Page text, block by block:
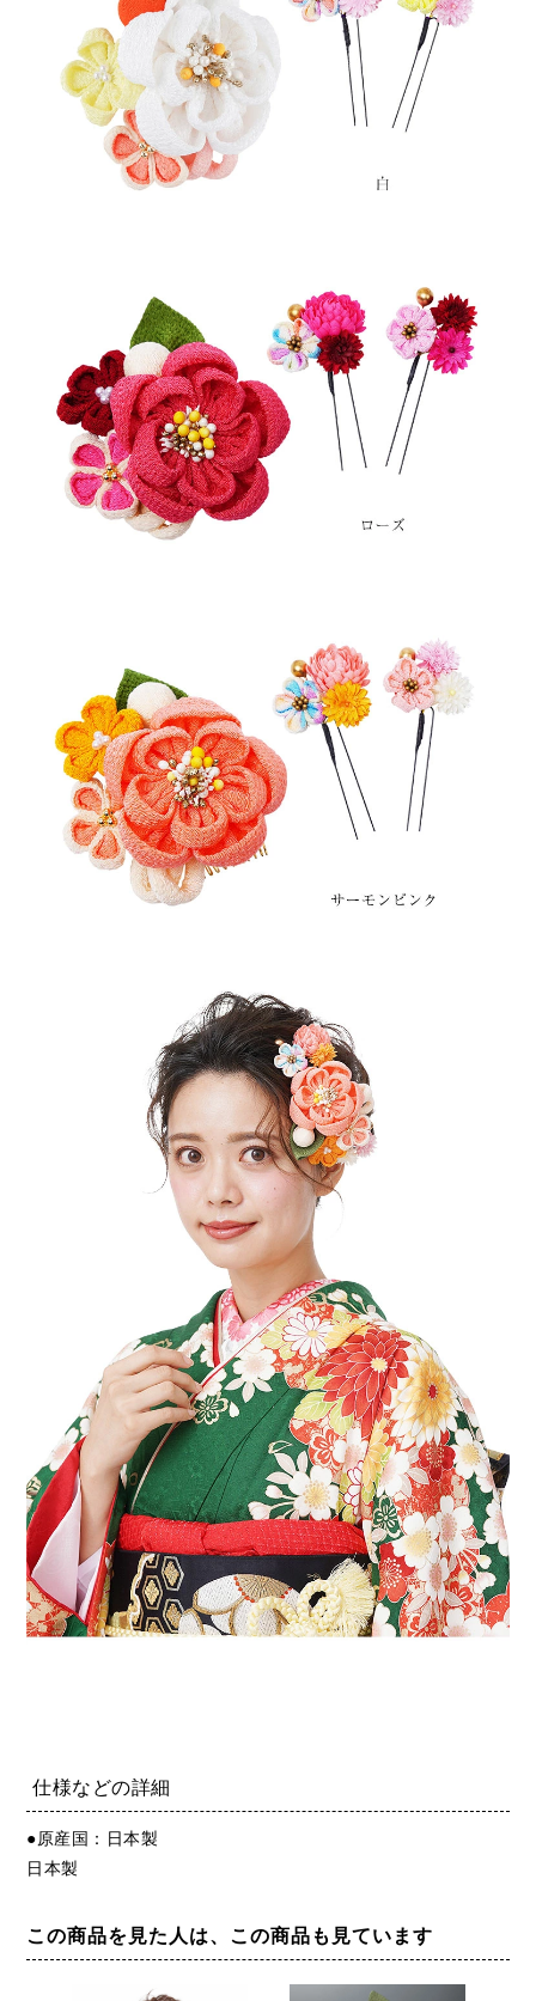
仕様などの詳細
●原産国：日本製
日本製
この商品を見た人は、この商品も見ています